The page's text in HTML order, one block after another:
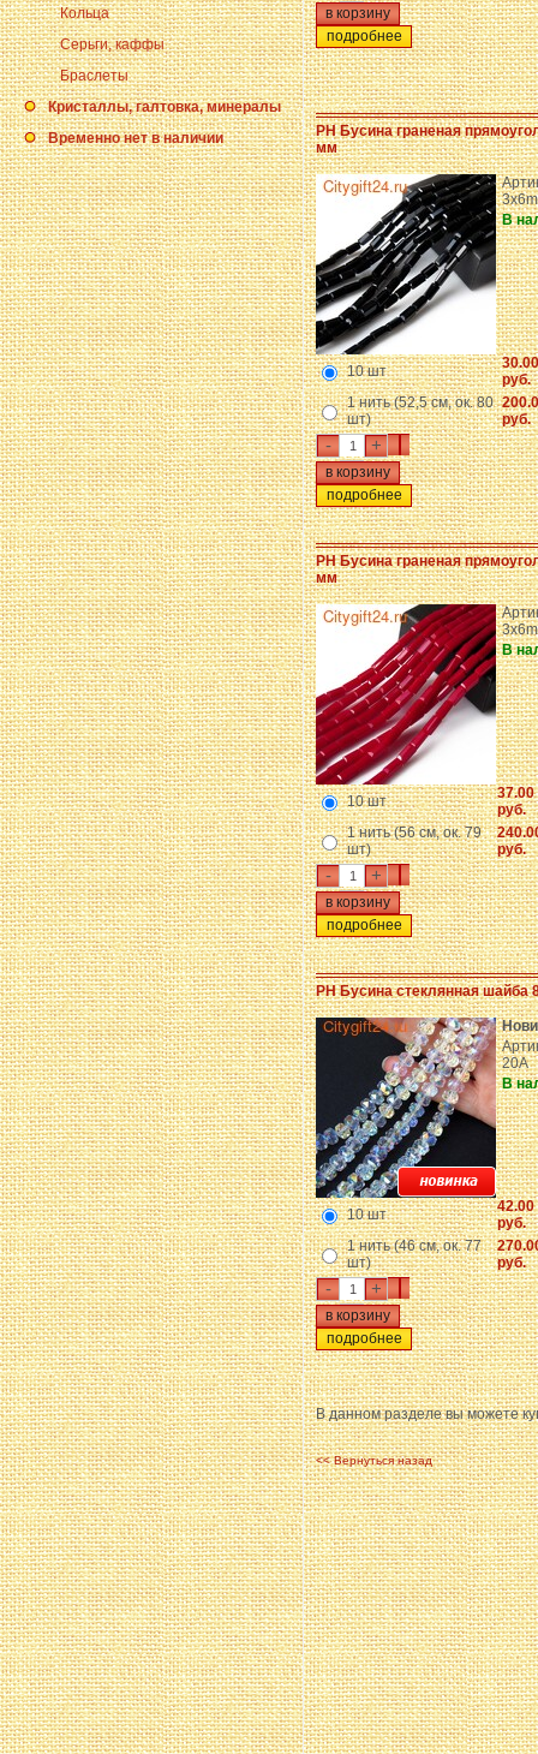
Кольца
Серьги, каффы
Браслеты
Кристаллы, галтовка, минералы
Временно нет в наличии
подробнее
PH Бусина граненая
мм
В
10 шт
30.00
руб.
1 нить (52,5 см, ок. 80
шт)
руб.
- +
подробнее
PH Бусина граненая
мм
В
10 шт
37.00
руб.
1 нить (56 см, ок. 79
шт)
руб.
- +
подробнее
PH Бусина стеклянная шайба
20A
В
10 шт
42.00
руб.
1 нить (46 см, ок. 77
шт)
руб.
- +
подробнее
В данном разделе вы можете
<< Вернуться назад